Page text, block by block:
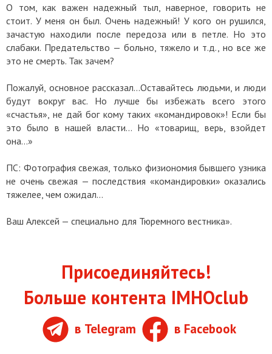
О том, как важен надежный тыл, наверное, говорить не
стоит. У меня он был. Очень надежный! У кого он рушился,
зачастую находили после передоза или в петле. Но это
слабаки. Предательство — больно, тяжело и т.д., но все же
это не смерть. Так зачем?
Пожалуй, основное рассказал…Оставайтесь людьми, и люди
будут вокруг вас. Но лучше бы избежать всего этого
«счастья», не дай бог кому таких «командировок»! Если бы
это было в нашей власти… Но «товарищ, верь, взойдет
она…»
ПС: Фотография свежая, только физиономия бывшего узника
не очень свежая — последствия «командировки» оказались
тяжелее, чем ожидал…
Ваш Алексей — специально для Тюремного вестника».
Присоединяйтесь!
Больше контента IMHOclub
в Telegram в Facebook